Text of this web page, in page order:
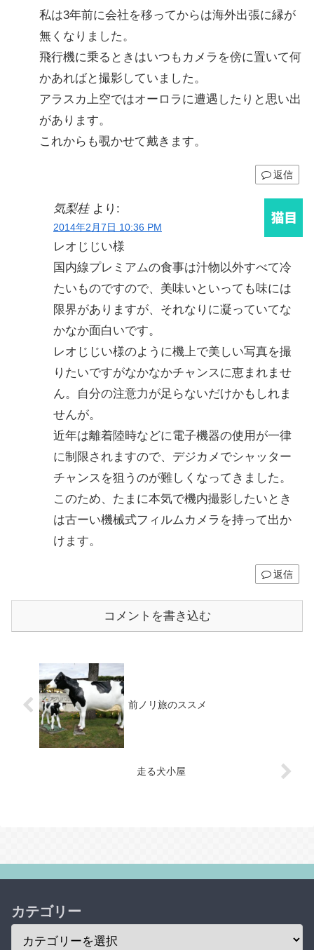
私は3年前に会社を移ってからは海外出張に縁が
無くなりました。
飛行機に乗るときはいつもカメラを傍に置いて何
かあればと撮影していました。
アラスカ上空ではオーロラに遭遇したりと思い出
があります。
これからも覗かせて戴きます。
返信
気梨桂 より:
2014年2月7日 10:36 PM
レオじじい様
国内線プレミアムの食事は汁物以外すべて冷
たいものですので、美味いといっても味には
限界がありますが、それなりに凝っていてな
かなか面白いです。
レオじじい様のように機上で美しい写真を撮
りたいですがなかなかチャンスに恵まれませ
ん。自分の注意力が足らないだけかもしれま
せんが。
近年は離着陸時などに電子機器の使用が一律
に制限されますので、デジカメでシャッター
チャンスを狙うのが難しくなってきました。
このため、たまに本気で機内撮影したいとき
は古ーい機械式フィルムカメラを持って出か
けます。
返信
コメントを書き込む
前ノリ旅のススメ
走る犬小屋
カテゴリー